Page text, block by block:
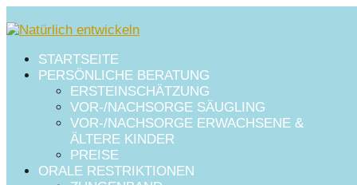
STARTSEITE
PERSÖNLICHE BERATUNG
ERSTEINSCHÄTZUNG
VOR-/NACHSORGE SÄUGLING
VOR-/NACHSORGE ERWACHSENE &
ÄLTERE KINDER
PREISE
ORALE RESTRIKTIONEN